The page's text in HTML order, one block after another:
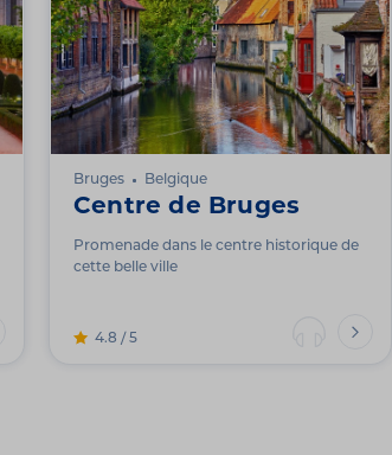
Bruges Belgique
Centre de Bruges
Promenade dans le centre historique de
cette belle ville
4.8 / 5